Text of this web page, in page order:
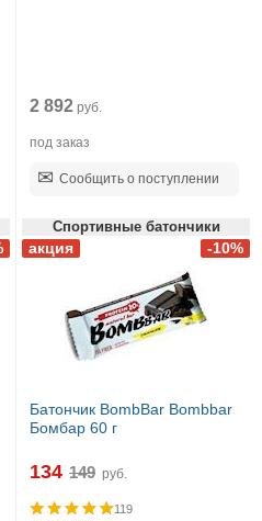
2 892 руб.
под заказ
Сообщить о поступлении
Спортивные батончики
Батончик BombBar Bombbar
Бомбар 60 г
134 руб.
119